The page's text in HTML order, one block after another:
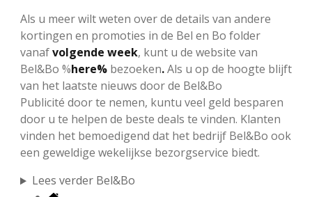
Als u meer wilt weten over de details van andere
kortingen en promoties in de Bel en Bo folder
vanafvolgende week, kunt u de website van
Bel&Bo %here% bezoeken.Als u op de hoogte blijft
van het laatste nieuws door de Bel&Bo
Publicité door te nemen, kuntu veel geld besparen
door u te helpen de beste deals te vinden. Klanten
vinden het bemoedigend dat het bedrijf Bel&Bo ook
een geweldige wekelijkse bezorgservice biedt.
Lees verder Bel&Bo